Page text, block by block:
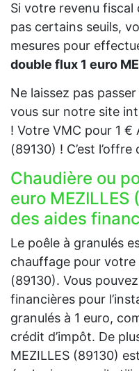
Si votre revenu fiscal
pas certains seuils,
mesures pour
double flux 1 euro
Ne laissez pas
vous sur notre site
! Votre VMC pour 1 €
(89130) ! C’est
Chaudière ou
euro
des aides
Le poêle à granulés
chauffage pour votre
(89130). Vous
financières pour
granulés à 1 euro,
crédit d’impôt. De
MEZILLES (89130)